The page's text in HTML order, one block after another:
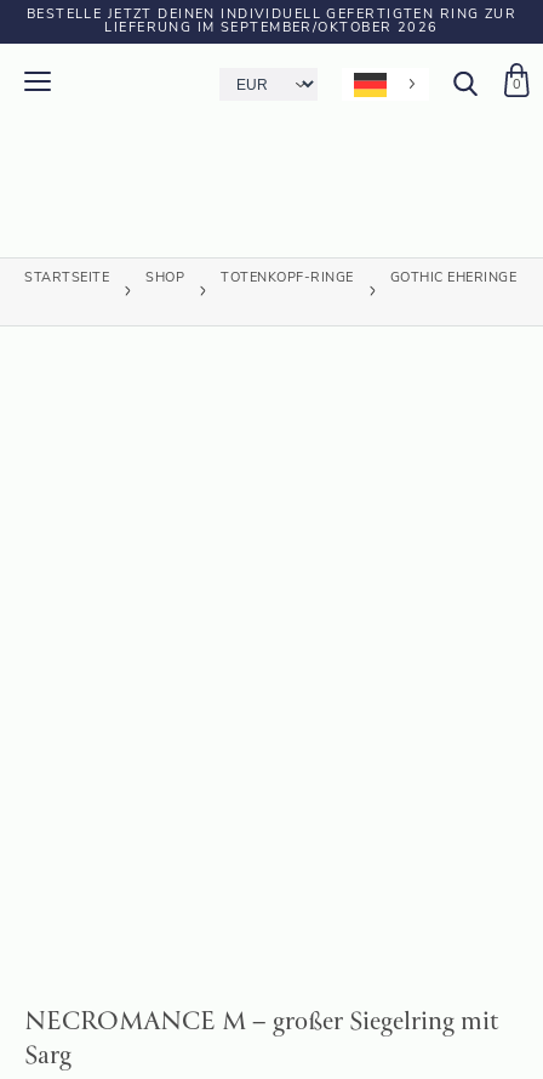
BESTELLE JETZT DEINEN INDIVIDUELL GEFERTIGTEN RING ZUR
LIEFERUNG IM SEPTEMBER/OKTOBER 2026
0
STARTSEITE SHOP TOTENKOPF-RINGE GOTHIC EHERINGE
NECROMANCE M – großer Siegelring mit
Sarg